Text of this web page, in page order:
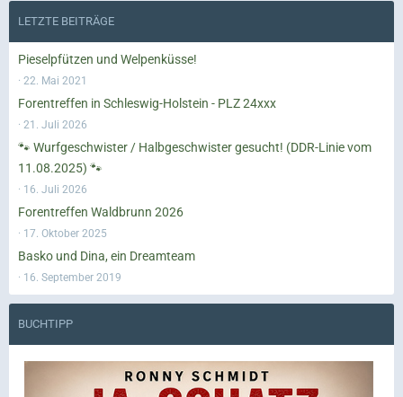
LETZTE BEITRÄGE
Pieselpfützen und Welpenküsse!
22. Mai 2021
Forentreffen in Schleswig-Holstein - PLZ 24xxx
21. Juli 2026
🐾 Wurfgeschwister / Halbgeschwister gesucht! (DDR-Linie vom
11.08.2025) 🐾
16. Juli 2026
Forentreffen Waldbrunn 2026
17. Oktober 2025
Basko und Dina, ein Dreamteam
16. September 2019
BUCHTIPP